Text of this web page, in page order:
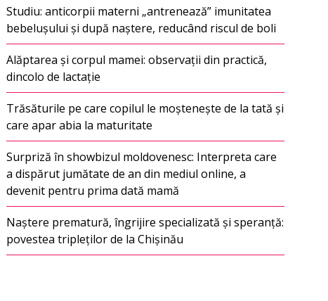
Studiu: anticorpii materni „antrenează” imunitatea
bebelușului și după naștere, reducând riscul de boli
Alăptarea și corpul mamei: observații din practică,
dincolo de lactație
Trăsăturile pe care copilul le moștenește de la tată și
care apar abia la maturitate
Surpriză în showbizul moldovenesc: Interpreta care
a dispărut jumătate de an din mediul online, a
devenit pentru prima dată mamă
Naștere prematură, îngrijire specializată și speranță:
povestea tripleților de la Chișinău